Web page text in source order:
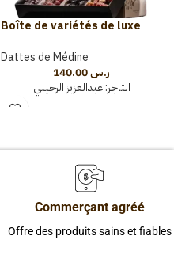
Boîte de variétés de luxe
Dattes de Médine
ر.س
التاجر:عبدالعزيز الرحيلي
Commerçant agréé
Offre des produits sains et fiables